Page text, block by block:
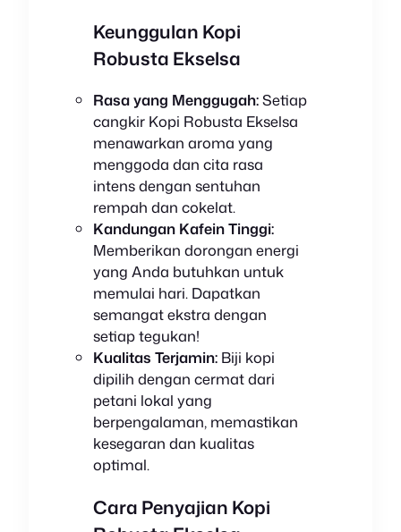
Keunggulan Kopi
Robusta Ekselsa
Rasa yang Menggugah:Setiap
cangkir Kopi Robusta Ekselsa
menawarkan aroma yang
menggoda dan cita rasa
intens dengan sentuhan
rempah dan cokelat.
Kandungan Kafein Tinggi:
Memberikan dorongan energi
yang Anda butuhkan untuk
memulai hari. Dapatkan
semangat ekstra dengan
setiap tegukan!
Kualitas Terjamin: Biji kopi
dipilih dengan cermat dari
petani lokal yang
berpengalaman, memastikan
kesegaran dan kualitas
optimal.
Cara Penyajian Kopi